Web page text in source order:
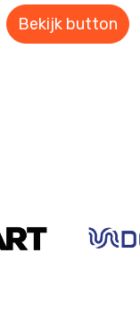
Bekijk button